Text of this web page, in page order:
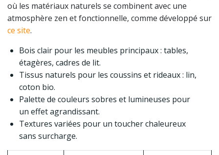
où les matériaux naturels se combinent avec une
atmosphère zen et fonctionnelle, comme développé sur
ce site.
Bois clair pour les meubles principaux : tables,
étagères, cadres de lit.
Tissus naturels pour les coussins et rideaux : lin,
coton bio.
Palette de couleurs sobres et lumineuses pour
un effet agrandissant.
Textures variées pour un toucher chaleureux
sans surcharge.